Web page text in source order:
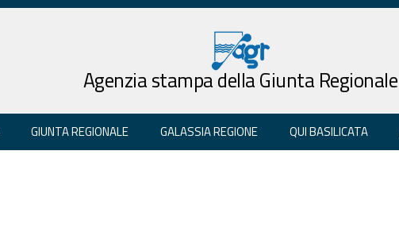
Agenzia stampa della Giunta Regionale
GIUNTA REGIONALE GALASSIA REGIONE QUI BASILICATA